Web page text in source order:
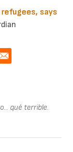
says
qué terrible.